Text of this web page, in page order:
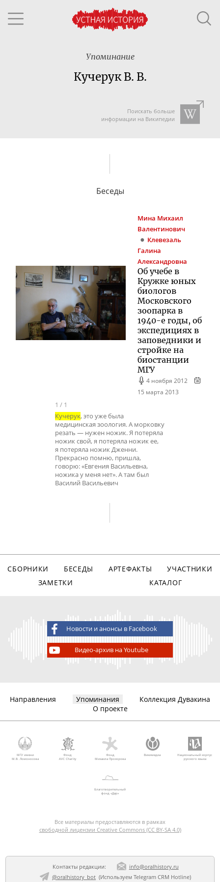
Упоминание
Кучерук В. В.
Поискать больше
информации на Википедии
Беседы
Мина Михаил
Валентинович
Клевезаль
Галина
Александровна
Об учебе в
Кружке юных
биологов
Московского
зоопарка в
1940-е годы, об
экспедициях в
заповедники и
стройке на
биостанции
МГУ
4 ноября 2012
15 марта 2013
1 / 1
Кучерук, это уже была
медицинская зоология. А морковку
резать — нужен ножик. Я потеряла
ножик свой, я потеряла ножик ее,
я потеряла ножик Дженни.
Прекрасно помню, пришла,
говорю: «Евгения Васильевна,
ножика у меня нет». А там был
Василий Васильевич
СБОРНИКИ БЕСЕДЫ АРТЕФАКТЫ
УЧАСТНИКИ
ЗАМЕТКИ
КАТАЛОГ
Новости и анонсы в Facebook
Видео-архив на Youtube
Направления Упоминания
Коллекция Дувакина
О проекте
МГУ имени
М.В. Ломоносова
Фонд
AVC Charity
Фонд
Михаила Прохорова
Викимедиа
Национальный корпус
русского языка
Благотворительный
фонд «Дар»
Все материалы предоставляются в рамках
свободной лицензии Creative Commons (CC BY-SA 4.0)
Контакты редакции:
info@oralhistory.ru
@oralhistory_bot(Используем Telegram CRM Hotline)